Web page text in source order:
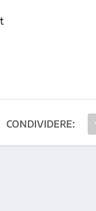
CONDIVIDERE: